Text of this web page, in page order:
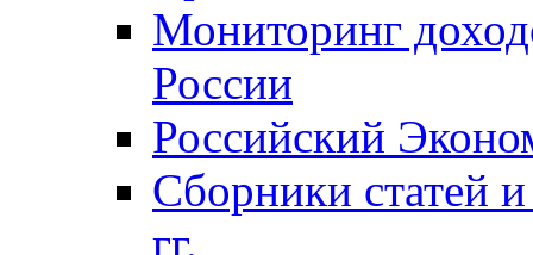
Мониторинг
России
Российский
Сборники статей
гг.